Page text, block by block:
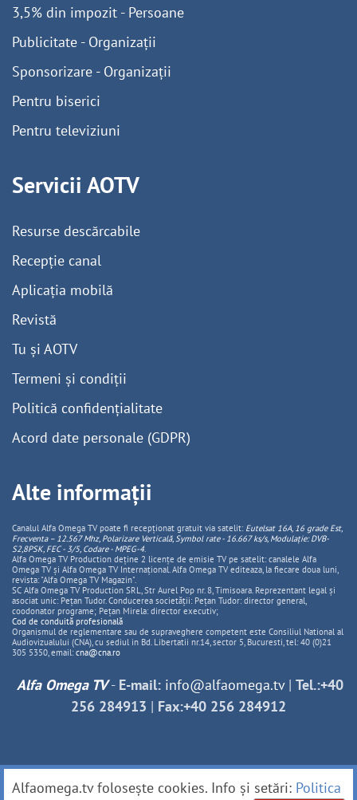
3,5% din impozit - Persoane
Publicitate - Organizații
Sponsorizare - Organizații
Pentru biserici
Pentru televiziuni
Servicii AOTV
Resurse descărcabile
Recepție canal
Aplicația mobilă
Revistă
Tu și AOTV
Termeni și condiții
Politică confidențialitate
Acord date personale (GDPR)
Alte informații
Canalul Alfa Omega TV poate fi recepționat gratuit via satelit: Eutelsat 16A, 16 grade Est,
Frecventa – 12.567 Mhz, PolarizareVerticală, Symbol rate - 16.667 ks/s, Modulație: DVB-
S2,8PSK, FEC - 3/5, Codare - MPEG-4.
Alfa Omega TV Production deține 2 licențe de emisie TV pe satelit: canalele Alfa
Omega TV și Alfa Omega TV Internațional. Alfa Omega TV editeaza, la fiecare doua luni,
revista: "Alfa Omega TV Magazin".
SC Alfa Omega TV Production SRL, Str Aurel Pop nr. 8, Timisoara. Reprezentant legal și
asociat unic: Pețan Tudor. Conducerea societății: Pețan Tudor: director general,
coodonator programe; Pețan Mirela: director executiv;
Cod de conduită profesională
Organismul de reglementare sau de supraveghere competent este Consiliul National al
Audiovizualului (CNA), cu sediul in Bd. Libertatii nr.14, sector 5, Bucuresti, tel: 40 (0)21
305 5350, email: cna@cna.ro
Alfa Omega TV- E-mail: info@alfaomega.tv| Tel.:+40
256 284913 | Fax:+40 256 284912
Alfaomega.tv folosește cookies. Info și setări: Politica